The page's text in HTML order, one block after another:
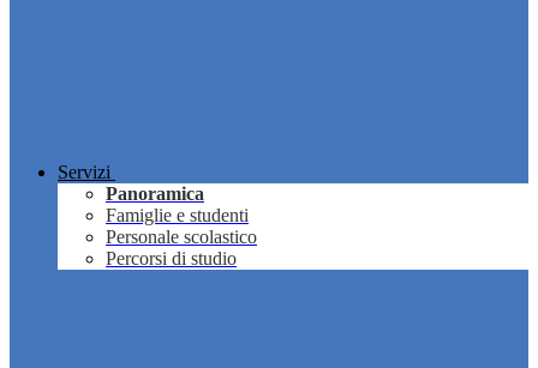
Servizi
Panoramica
Famiglie e studenti
Personale scolastico
Percorsi di studio